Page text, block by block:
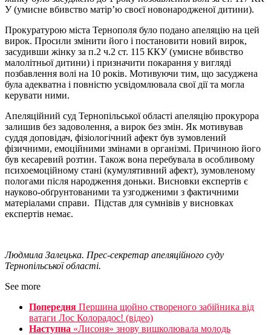
У (умисне вбивство матір’ю своєї новонародженої дитини).
Прокуратурою міста Тернополя було подано апеляцію на цей
вирок. Просили змінити його і постановити новий вирок,
засудивши жінку за п.2 ч.2 ст. 115 ККУ (умисне вбивство
малолітньої дитини) і призначити покарання у вигляді
позбавлення волі на 10 років. Мотивуючи тим, що засуджена
була адекватна і повністю усвідомлювала свої дії та могла
керувати ними.
Апеляційний суд Тернопільської області апеляцію прокурора
залишив без задоволення, а вирок без змін. Як мотивував
суддя доповідач, фізіологічний афект був зумовлений
фізичними, емоційними змінами в організмі. Причиною його
був кесаревий розтин. Також вона перебувала в особливому
психоемоційному стані (кумулятивний афект), зумовленому
пологами після народження доньки. Висновки експертів є
науково-обґрунтованими та узгодженими з фактичними
матеріалами справи. Підстав для сумнівів у висновках
експертів немає.
Людмила Залецька. Прес-секретар апеляційного суду
Тернопільської області.
See more
Попередня Першина щойно створеного забійника від
ватаги Лос Колорадос! (відео)
Наступна «Лисоня» знову вишколювала молодь